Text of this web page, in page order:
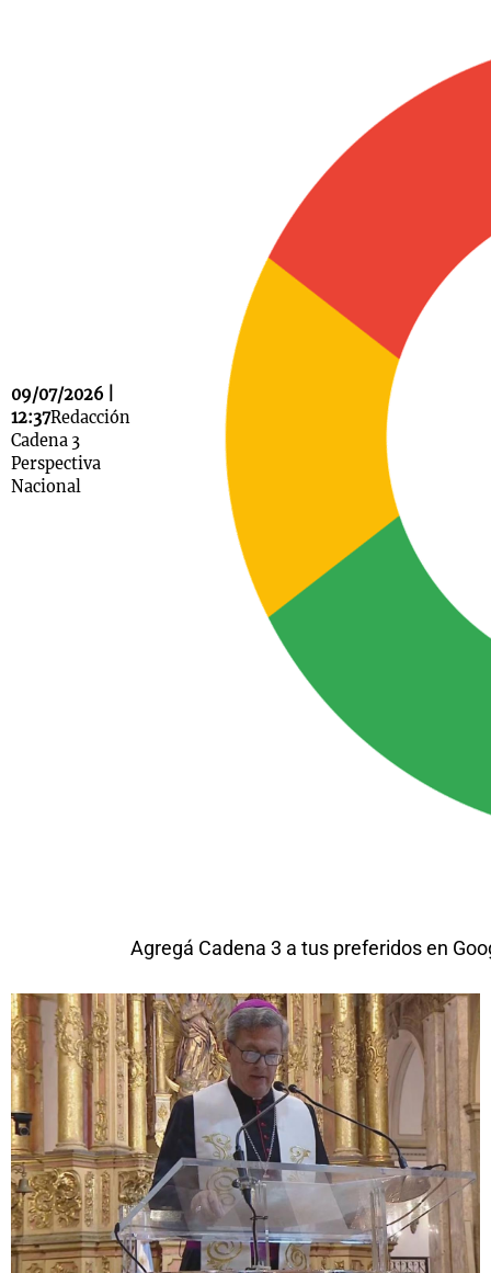
09/07/2026 |
12:37Redacción
Cadena 3
Perspectiva
Nacional
Agregá Cadena 3 a tus preferidos en